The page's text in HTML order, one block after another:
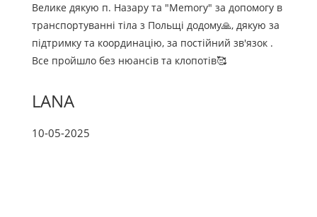
Велике дякую п. Назару та "Memory" за допомогу в
транспортуванні тіла з Польщі додому🙏, дякую за
підтримку та координацію, за постійний зв'язок .
Все пройшло без нюансів та клопотів🥰
LANA
10-05-2025